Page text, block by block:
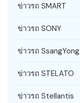
ข่าวรถ SMART
ข่าวรถ SONY
ข่าวรถ SsangYong
ข่าวรถ STELATO
ข่าวรถ Stellantis